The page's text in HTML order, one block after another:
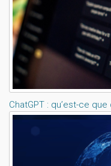
ChatGPT : qu’est-ce